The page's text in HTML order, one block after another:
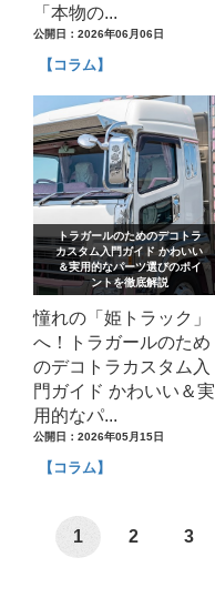
「本物の...
公開日：2026年06月06日
【コラム】
トラガールのためのデコトラ
カスタム入門ガイド かわいい
＆実用的なパーツ選びのポイ
ントを徹底解説
憧れの「姫トラック」
へ！トラガールのため
のデコトラカスタム入
門ガイド かわいい＆実
用的なパ...
公開日：2026年05月15日
【コラム】
1 2 3